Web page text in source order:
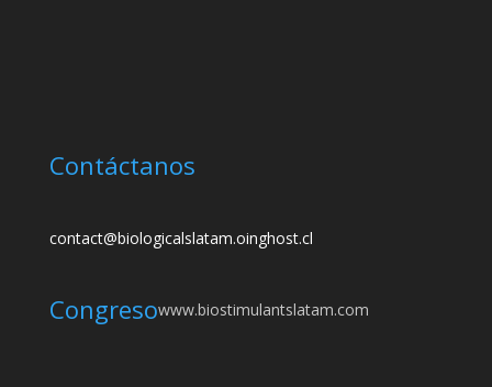
Contáctanos
contact@biologicalslatam.oinghost.cl
Congresowww.biostimulantslatam.com